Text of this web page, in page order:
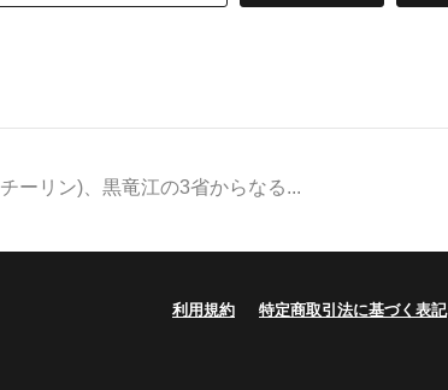
ーリン)、黒竜江の3省からなる...
利用規約 特定商取引法に基づく表記